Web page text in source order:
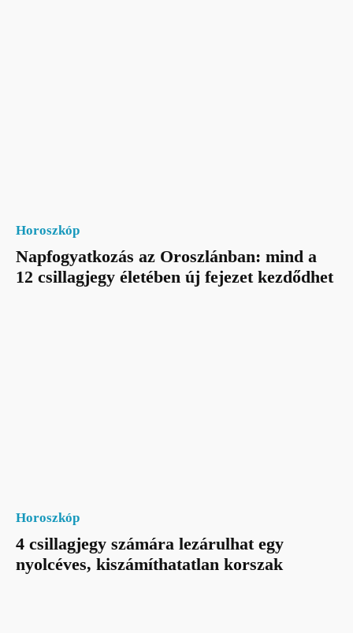
Horoszkóp
Napfogyatkozás az Oroszlánban: mind a
12 csillagjegy életében új fejezet kezdődhet
Horoszkóp
4 csillagjegy számára lezárulhat egy
nyolcéves, kiszámíthatatlan korszak